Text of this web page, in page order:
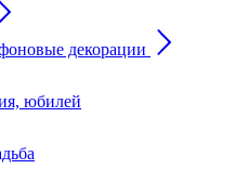
декорации
юбилей